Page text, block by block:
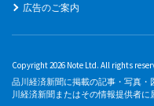
広告のご案内
Copyright 2026 Note Ltd. All rights
品川経済新聞に掲載の記事・写真
川経済新聞またはその情報提供者に